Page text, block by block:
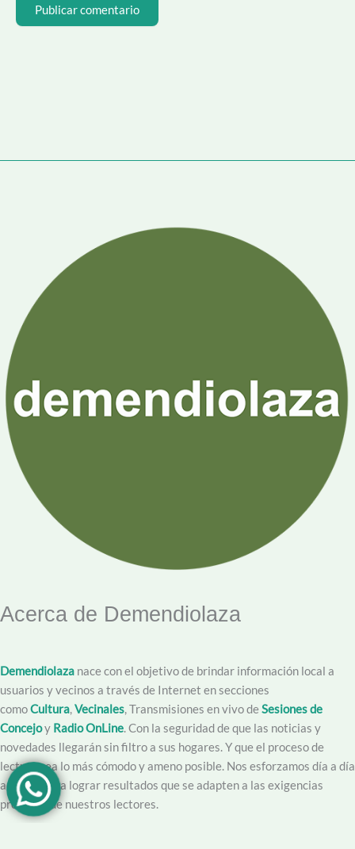
Acerca de Demendiolaza
Demendiolaza nace con el objetivo de brindar información local a
usuarios y vecinos a través de Internet en secciones
comoCultura,Vecinales, Transmisiones en vivo deSesiones de
Concejoy Radio OnLine. Con la seguridad de que las noticias y
novedades llegarán sin filtro a sus hogares. Y que el proceso de
lectura sea lo más cómodo y ameno posible. Nos esforzamos día a día
además para lograr resultados que se adapten a las exigencias
propias y de nuestros lectores.